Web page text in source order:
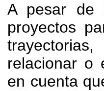
A pesar de
proyectos
trayectorias,
relacionar o
en cuenta